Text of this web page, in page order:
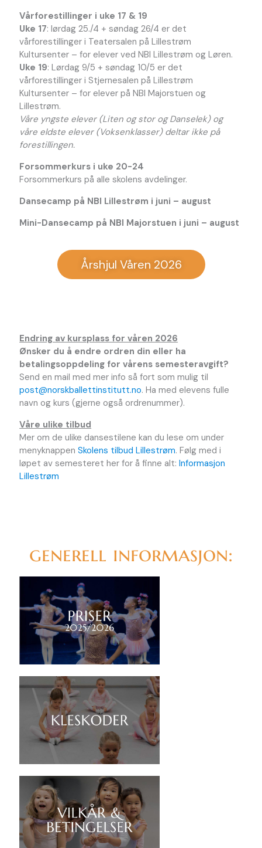
Vårforestillinger i uke 17 & 19
Uke 17: lørdag 25./4 + søndag 26/4 er det
vårforestillinger i Teatersalen på Lillestrøm
Kultursenter – for elever ved NBI Lillestrøm og Løren.
Uke 19: Lørdag 9/5 + søndag 10/5 er det
vårforestillinger i Stjernesalen på Lillestrøm
Kultursenter – for elever på NBI Majorstuen og
Lillestrøm.
Våre yngste elever (Liten og stor og Danselek) og
våre eldste elever (Voksenklasser) deltar ikke på
forestillingen.
Forsommerkurs i uke 20-24
Forsommerkurs på alle skolens avdelinger.
Dansecamp på NBI Lillestrøm i juni – august
Mini-Dansecamp på NBI Majorstuen i juni – august
Årshjul Våren 2026
Endring av kursplass for våren 2026
Ønsker du å endre ordren din eller ha
betalingsoppdeling for vårens semesteravgift?
Send en mail med mer info så fort som mulig til
post@norskballettinstitutt.no. Ha med elevens fulle
navn og kurs (gjerne også ordrenummer).
Våre ulike tilbud
Mer om de ulike dansestilene kan du lese om under
menyknappenSkolens tilbud Lillestrøm. Følg med i
løpet av semesteret her for å finne alt:Informasjon
Lillestrøm
generell informasjon: